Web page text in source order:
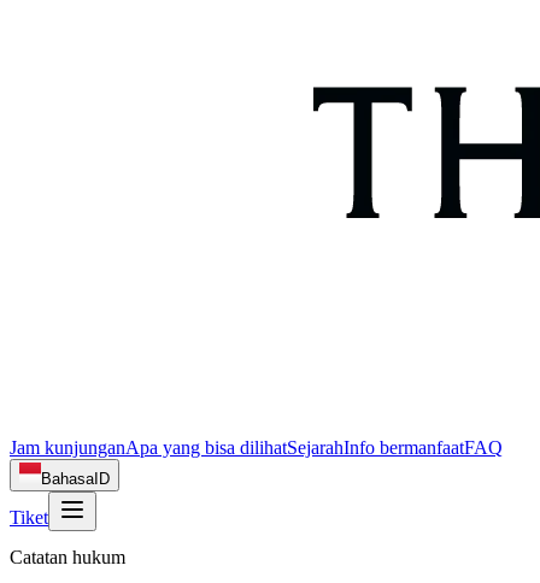
Jam kunjunganApa yang bisa dilihatSejarahInfo bermanfaatFAQ
BahasaID
Tiket
Catatan hukum